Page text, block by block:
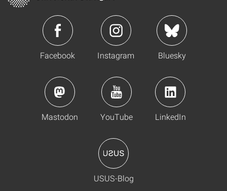
Facebook Instagram Bluesky
Mastodon YouTube LinkedIn
USUS-Blog